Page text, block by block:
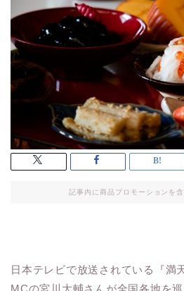
記事内に商品プロモーションを
日本テレビで放送されている『満